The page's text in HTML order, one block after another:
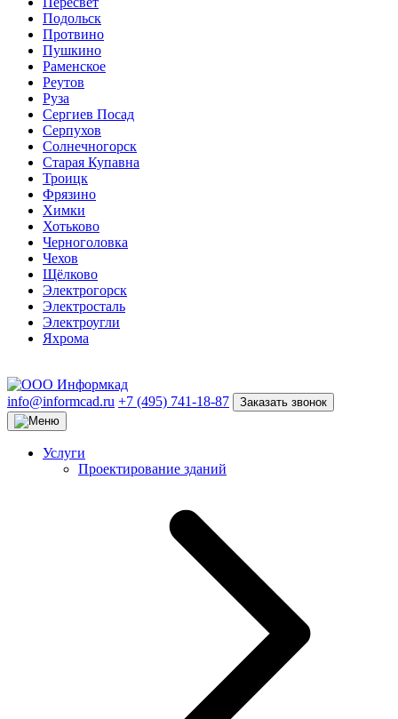
Подольск
Протвино
Пушкино
Раменское
Реутов
Руза
Сергиев Посад
Серпухов
Солнечногорск
Старая Купавна
Троицк
Фрязино
Химки
Хотьково
Черноголовка
Чехов
Щёлково
Электрогорск
Электросталь
Электроугли
Яхрома
info@informcad.ru +7 (495) 741-18-87 Заказать звонок
Услуги
Проектирование зданий